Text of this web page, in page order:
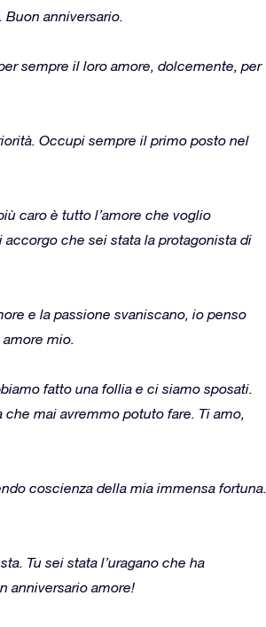
anniversario.
sempre il loro amore, dolcemente, per
Occupi sempre il primo posto nel
caro è tutto l’amore che voglio
che sei stata la protagonista di
e la passione svaniscano, io penso
mio.
fatto una follia e ci siamo sposati.
mai avremmo potuto fare. Ti amo,
coscienza della mia immensa fortuna.
Tu sei stata l’uragano che ha
anniversario amore!